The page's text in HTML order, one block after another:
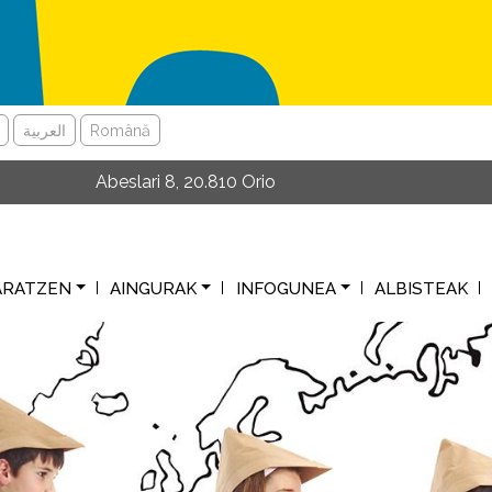
العربية Română
Abeslari 8, 20.810 Orio
AINGURAK INFOGUNEA ALBISTEAK